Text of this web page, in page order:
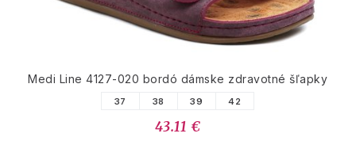
Medi Line 4127-020 bordó dámske zdravotné šľapky
37 38 39 42
43.11 €